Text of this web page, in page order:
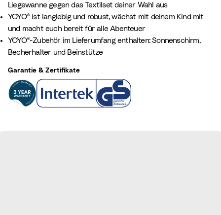
Liegewanne gegen das Textilset deiner Wahl aus
YOYO® ist langlebig und robust, wächst mit deinem Kind mit
und macht euch bereit für alle Abenteuer
YOYO®-Zubehör im Lieferumfang enthalten: Sonnenschirm,
Becherhalter und Beinstütze
Garantie & Zertifikate